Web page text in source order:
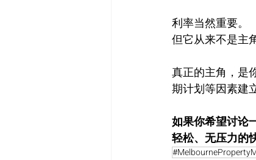
利率当然重要。
但它从来不是主
真正的主角，是
期计划等因素建
如果你希望讨论
轻松、无压力的